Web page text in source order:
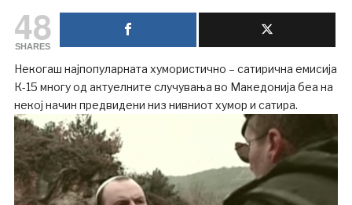
48
SHARES
Некогаш најпопуларната хумористично – сатирична емисија
К-15 многу од актуелните случувања во Македонија беа на
некој начин предвидени низ нивниот хумор и сатира.